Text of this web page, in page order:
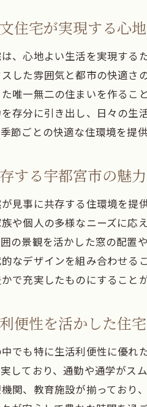
足利
住宅が実現する心
、心地よい生活を実現する
した雰囲気と都市の快適
唯一無二の住まいを作るこ
存分に引き出し、日々の生
節ごとの快適な住環境を提供
する宇都宮市の魅
見事に共存する住環境を提
や個人の多様なニーズに応
の景観を活かした窓の配置
なデザインを組み合わせる
で充実したものにすることが
便性を活かした住
でも特に生活利便性に優れ
しており、通勤や通学がス
関、教育施設が揃っており